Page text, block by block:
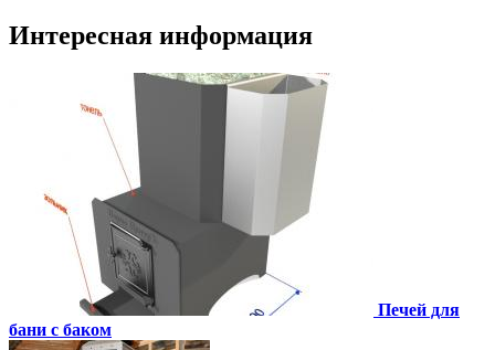
Интересная информация
Печей для
бани с баком